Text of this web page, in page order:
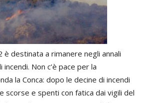
è destinata a rimanere negli annali
Non c’è pace per la
la Conca: dopo le decine di incendi
scorse e spenti con fatica dai vigili del